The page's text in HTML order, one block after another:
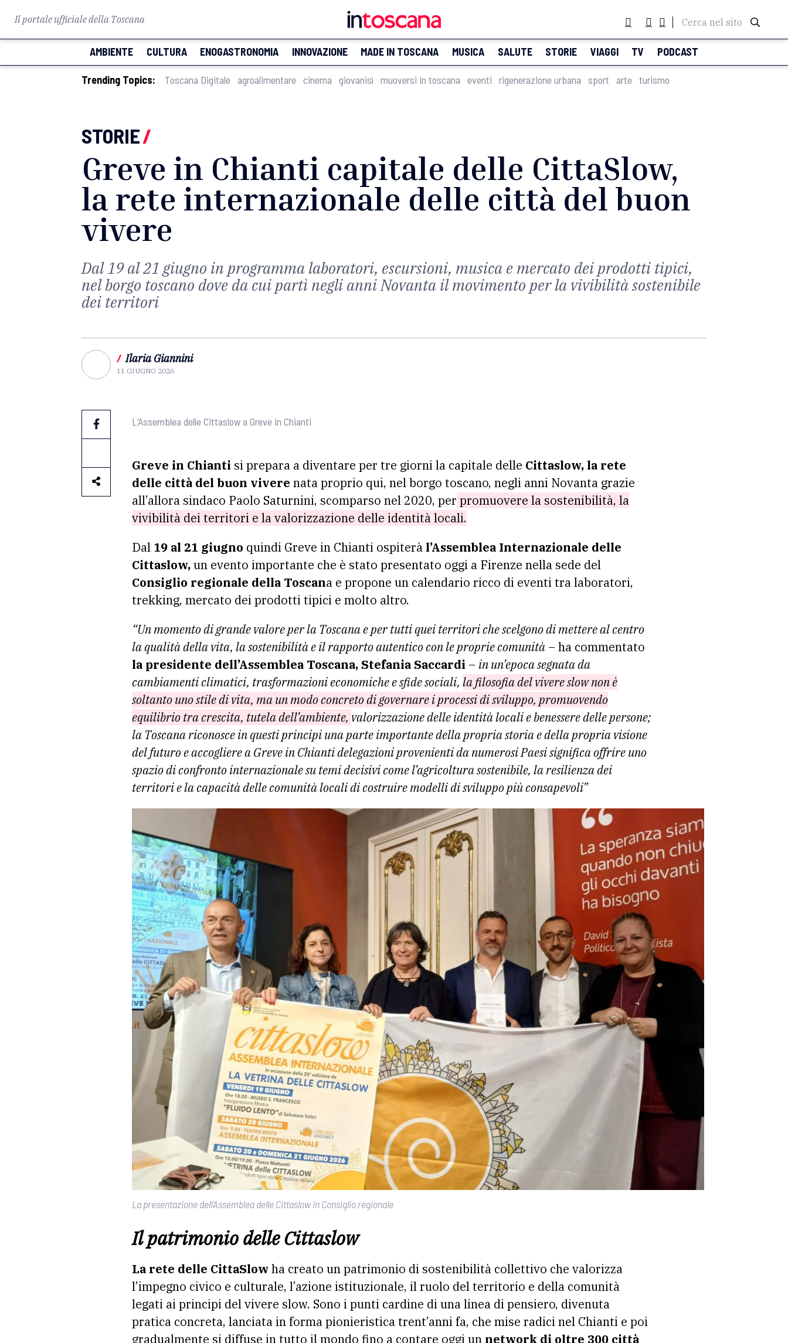
Il portale ufficiale della Toscana Cerca nel sito
AMBIENTE CULTURA ENOGASTRONOMIA INNOVAZIONE MADE IN TOSCANA MUSICA SALUTE STORIE VIAGGI TV PODCAST
Trending Topics: Toscana Digitale agroalimentare cinema giovanisì muoversi in toscana eventi rigenerazione urbana sport arte turismo
STORIE/
Greve in Chianti capitale delle CittaSlow,
la rete internazionale delle città del buon
vivere
Dal 19 al 21 giugno in programma laboratori, escursioni, musica e mercato dei prodotti tipici,
nel borgo toscano dove da cui partì negli anni Novanta il movimento per la vivibilità sostenibile
dei territori
/ Ilaria Giannini
11 GIUGNO 2026
L’Assemblea delle Cittaslow a Greve in Chianti
Greve in Chianti si prepara a diventare per tre giorni la capitale delle Cittaslow, la rete
delle città del buon vivere nata proprio qui, nel borgo toscano, negli anni Novanta grazie
all’allora sindaco Paolo Saturnini, scomparso nel 2020, per promuovere la sostenibilità, la
vivibilità dei territori e la valorizzazione delle identità locali.
Dal 19 al 21 giugno quindi Greve in Chianti ospiterà l’Assemblea Internazionale delle
Cittaslow,un evento importante che è stato presentato oggi a Firenze nella sede del
Consiglio regionale della Toscana e propone un calendario ricco di eventi tra laboratori,
trekking, mercato dei prodotti tipici e molto altro.
“Un momento di grande valore per la Toscana e per tutti quei territori che scelgono di mettere al centro
la qualità della vita, la sostenibilità e il rapporto autentico con le proprie comunità – ha commentato
la presidente dell’Assemblea Toscana, Stefania Saccardi – in un’epoca segnata da
cambiamenti climatici, trasformazioni economiche e sfide sociali, la filosofia del vivere slow non è
soltanto uno stile di vita, ma un modo concreto di governare i processi di sviluppo, promuovendo
equilibrio tra crescita, tutela dell’ambiente, valorizzazione delle identità locali e benessere delle persone;
la Toscana riconosce in questi principi una parte importante della propria storia e della propria visione
del futuro e accogliere a Greve in Chianti delegazioni provenienti da numerosi Paesi significa offrire uno
spazio di confronto internazionale su temi decisivi come l’agricoltura sostenibile, la resilienza dei
territori e la capacità delle comunità locali di costruire modelli di sviluppo più consapevoli”
La presentazione dell’Assemblea delle Cittaslow in Consiglio regionale
Il patrimonio delle Cittaslow
La rete delle CittaSlowha creato un patrimonio di sostenibilità collettivo che valorizza
l’impegno civico e culturale, l’azione istituzionale, il ruolo del territorio e della comunità
legati ai principi del vivere slow. Sono i punti cardine di una linea di pensiero, divenuta
pratica concreta, lanciata in forma pionieristica trent’anni fa, che mise radici nel Chianti e poi
gradualmente si diffuse in tutto il mondo fino a contare oggi un network di oltre 300 città